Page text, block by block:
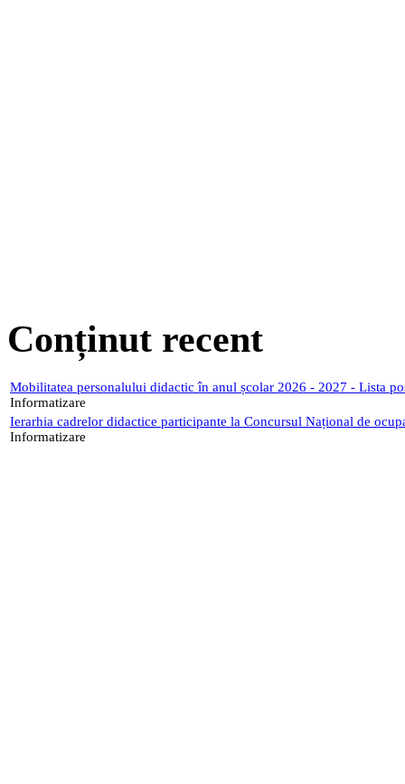
Conținut recent
Mobilitatea personalului didactic în anul școlar 2026 - 2027 - Lista
Informatizare
Ierarhia cadrelor didactice participante la Concursul Național de
Informatizare